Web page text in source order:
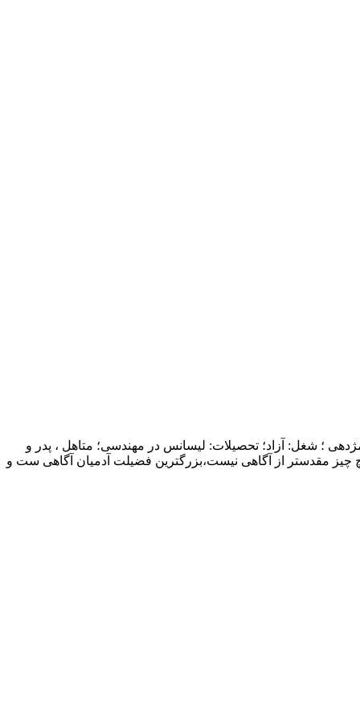
؛ شغل: آزاد؛ تحصیلات: لیسانس در مهندسی؛ متاهل ، پدر و
مقدستر از آگاهی نیست،بزرگترین فضیلت آدمیان آگاهی ست و